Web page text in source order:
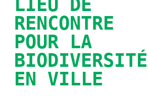
content
LIEU DE
RENCONTRE
POUR LA
BIODIVERSITÉ
EN VILLE